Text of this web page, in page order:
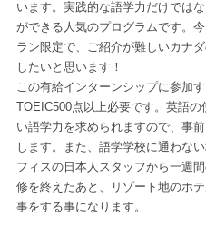
います。実践的な語学力だけでは
ができる人気のプログラムです。
ラン限定で、ご紹介が難しいカナ
したいと思います！
この有給インターンシップに参加
TOEIC500点以上必要です。英語
い語学力を求められますので、事
します。また、語学学校に通わな
フィスの日本人スタッフから一週
修を終えたあと、リゾート地のホ
事をする事になります。